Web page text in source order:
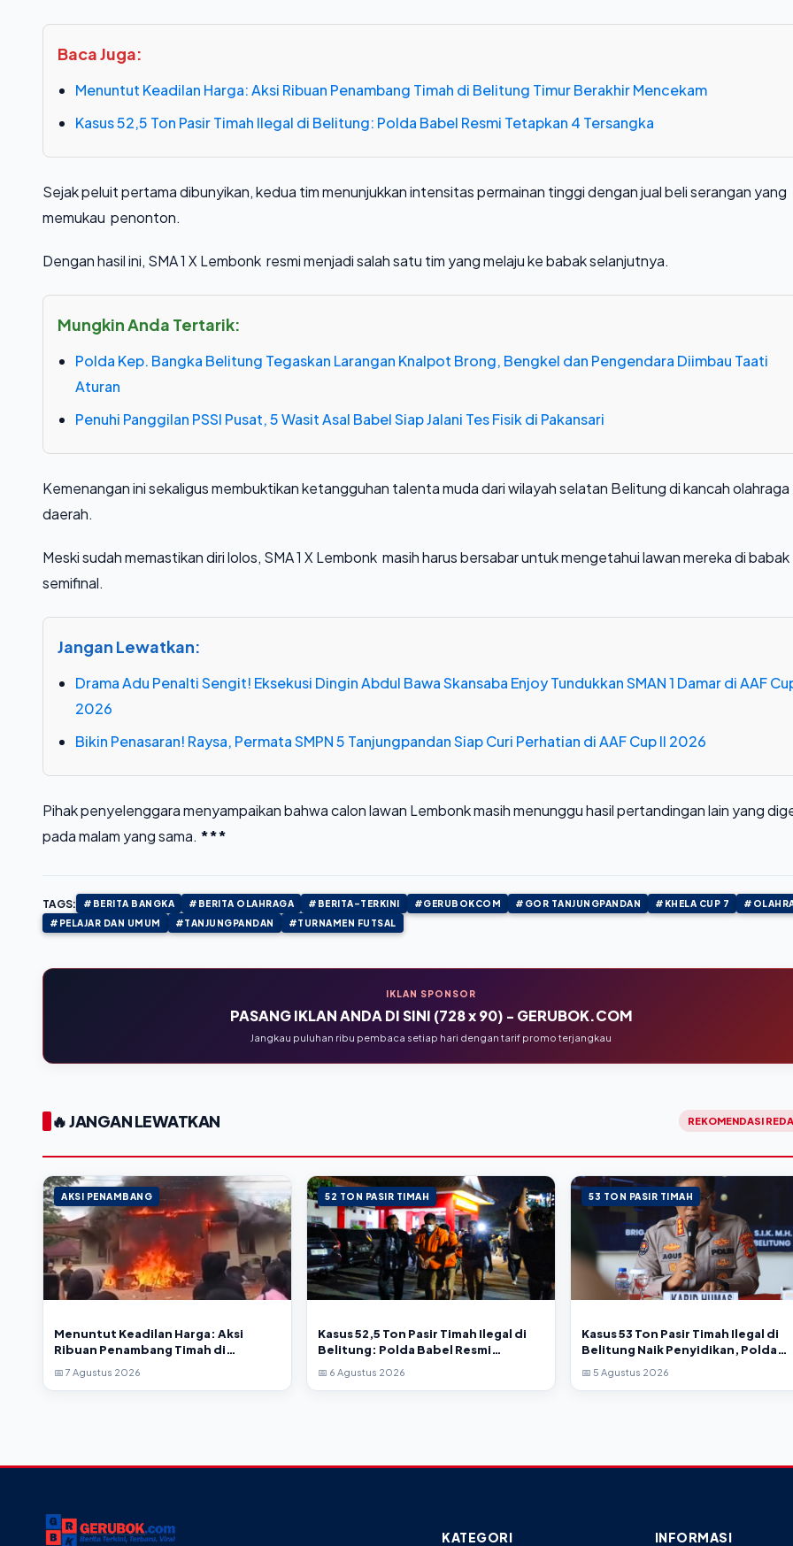
Baca Juga:
Menuntut Keadilan Harga: Aksi Ribuan Penambang Timah di Belitung Timur Berakhir Mencekam
Kasus 52,5 Ton Pasir Timah Ilegal di Belitung: Polda Babel Resmi Tetapkan 4 Tersangka
Sejak peluit pertama dibunyikan, kedua tim menunjukkan intensitas permainan tinggi dengan jual beli serangan yang
memukau penonton.
Dengan hasil ini, SMA 1 X Lembonk resmi menjadi salah satu tim yang melaju ke babak selanjutnya.
Mungkin Anda Tertarik:
Polda Kep. Bangka Belitung Tegaskan Larangan Knalpot Brong, Bengkel dan Pengendara Diimbau Taati
Aturan
Penuhi Panggilan PSSI Pusat, 5 Wasit Asal Babel Siap Jalani Tes Fisik di Pakansari
Kemenangan ini sekaligus membuktikan ketangguhan talenta muda dari wilayah selatan Belitung di kancah olahraga
daerah.
Meski sudah memastikan diri lolos, SMA 1 X Lembonk masih harus bersabar untuk mengetahui lawan mereka di babak
semifinal.
Jangan Lewatkan:
Drama Adu Penalti Sengit! Eksekusi Dingin Abdul Bawa Skansaba Enjoy Tundukkan SMAN 1 Damar di AAF
2026
Bikin Penasaran! Raysa, Permata SMPN 5 Tanjungpandan Siap Curi Perhatian di AAF Cup II 2026
Pihak penyelenggara menyampaikan bahwa calon lawan Lembonk masih menunggu hasil pertandingan lain yang
pada malam yang sama. ***
TAGS: #BERITA BANGKA #BERITA OLAHRAGA #BERITA-TERKINI #GERUBOKCOM #GOR TANJUNGPANDAN #KHELA CUP 7
#PELAJAR DAN UMUM
#TANJUNGPANDAN #TURNAMEN FUTSAL
IKLAN SPONSOR
PASANG IKLAN ANDA DI SINI (728 x 90) - GERUBOK.COM
Jangkau puluhan ribu pembaca setiap hari dengan tarif promo terjangkau
🔥 JANGAN LEWATKAN REKOMENDASI
AKSI PENAMBANG
Menuntut Keadilan Harga: Aksi
Ribuan Penambang Timah di
📅 7 Agustus 2026
52 TON PASIR TIMAH
Kasus 52,5 Ton Pasir Timah Ilegal di
Belitung: Polda Babel Resmi
📅 6 Agustus 2026
53 TON PASIR TIMAH
Kasus 53 Ton Pasir Timah Ilegal di
Belitung Naik Penyidikan, Polda
📅 5 Agustus 2026
KATEGORI INFORMASI